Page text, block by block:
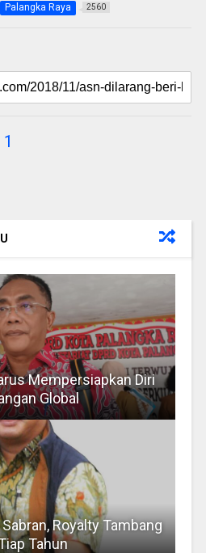
Palangka Raya 2560
Mempersiapkan Diri
Global
Royalty Tambang
Tahun